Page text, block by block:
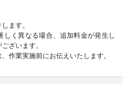
ます。
しく異なる場合、追加料金が発生し
ざいます。
作業実施前にお伝えいたします。